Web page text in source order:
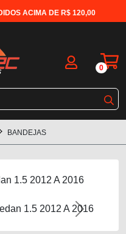
ACIMA DE R$ 120,00
0
BANDEJAS
1.5 2012 A 2016
Next